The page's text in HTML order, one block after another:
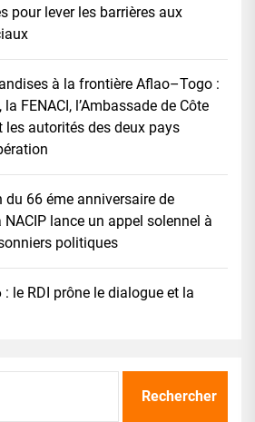
pour lever les barrières aux
à la frontière Aflao–Togo :
la FENACI, l’Ambassade de Côte
les autorités des deux pays
66 éme anniversaire de
NACIP lance un appel solennel à
politiques
le RDI prône le dialogue et la